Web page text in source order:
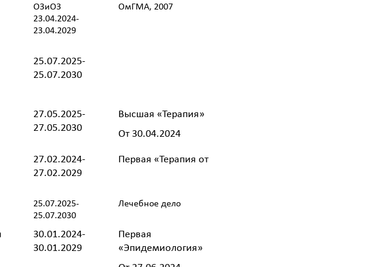
ОЗиОЗ
23.04.2024-
23.04.2029
ОмГМА, 2007
25.07.2025-
25.07.2030
27.05.2025-
27.05.2030
Высшая «Терапия»
От 30.04.2024
27.02.2024-
27.02.2029
Первая «Терапия от
25.07.2025-
25.07.2030
Лечебное дело
30.01.2024-
30.01.2029
Первая
«Эпидемиология»